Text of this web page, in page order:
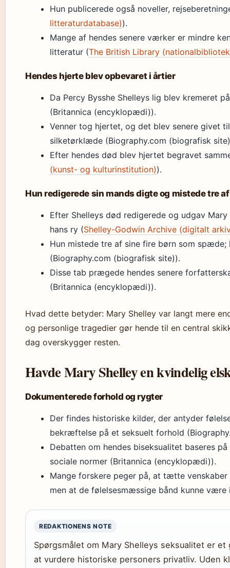
Hun publicerede også noveller,
litteraturdatabase)).
Mange af hendes senere værker er mindre
litteratur (The British Library
Hendes hjerte blev opbevaret i årtier
Da Percy Bysshe Shelleys lig blev kremeret
(Britannica (encyklopædi)).
Venner tog hjertet, og det blev senere givet
silketørklæde (Biography.com (biografisk
Efter hendes død blev hjertet begravet
(kunst- og kulturinstitution)).
Hun redigerede sin mands digte og mistede tre
Efter Shelleys død redigerede og udgav
hans ry (Shelley-Godwin Archive (digitalt
Hun mistede tre af sine fire børn som spæde;
(Biography.com (biografisk site)).
Disse tab prægede hendes senere
(Britannica (encyklopædi)).
Hvad dette betyder: Mary Shelley var langt mere
og personlige tragedier gør hende til en central
dag overskygger resten.
Havde Mary Shelley en kvindelig
Dokumenterede forhold og rygter
Der findes historiske kilder, der antyder
bekræftelse på et seksuelt forhold
Debatten om hendes biseksualitet baseres
sociale normer (Britannica (encyklopædi)).
Mange forskere peger på, at tætte
men at de følelsesmæssige bånd kunne
REDAKTIONENS NOTE
Spørgsmålet om Mary Shelleys seksualitet er
at vurdere historiske personers privatliv. Uden